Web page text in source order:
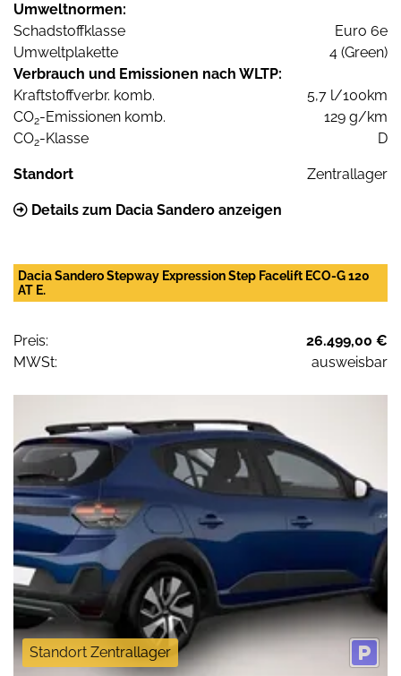
Umweltnormen:
Schadstoffklasse
Euro 6e
Umweltplakette
4 (Green)
Verbrauch und Emissionen nach WLTP:
Kraftstoffverbr. komb.
5,7 l/100km
CO2-Emissionen komb.
129 g/km
CO2-Klasse D
Standort Zentrallager
Details zum Dacia Sandero anzeigen
Dacia Sandero Stepway Expression Step Facelift ECO-G 120
AT E.
Preis:
26.499,00 €
MWSt:
ausweisbar
Standort Zentrallager